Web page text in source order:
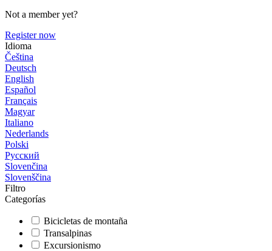
Not a member yet?
Register now
Idioma
Čeština
Deutsch
English
Español
Français
Magyar
Italiano
Nederlands
Polski
Русский
Slovenčina
Slovenščina
Filtro
Categorías
Bicicletas de montaña
Transalpinas
Excursionismo